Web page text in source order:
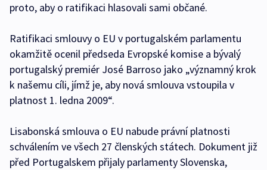
proto, aby o ratifikaci hlasovali sami občané.
Ratifikaci smlouvy o EU v portugalském parlamentu
okamžitě ocenil předseda Evropské komise a bývalý
portugalský premiér José Barroso jako „významný krok
k našemu cíli, jímž je, aby nová smlouva vstoupila v
platnost 1. ledna 2009“.
Lisabonská smlouva o EU nabude právní platnosti
schválením ve všech 27 členských státech. Dokument již
před Portugalskem přijaly parlamenty Slovenska,